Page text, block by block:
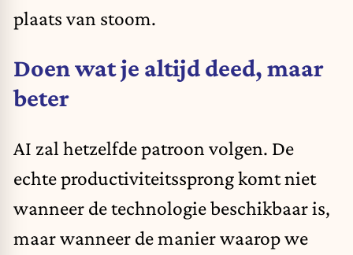
plaats van stoom.
Doen wat je altijd deed, maar
beter
AI zal hetzelfde patroon volgen. De
echte productiviteitssprong komt niet
wanneer de technologie beschikbaar is,
maar wanneer de manier waarop we